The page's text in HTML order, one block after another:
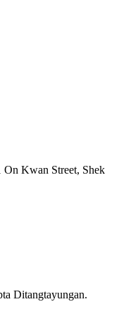
Kwan Street, Shek
Ditangtayungan.